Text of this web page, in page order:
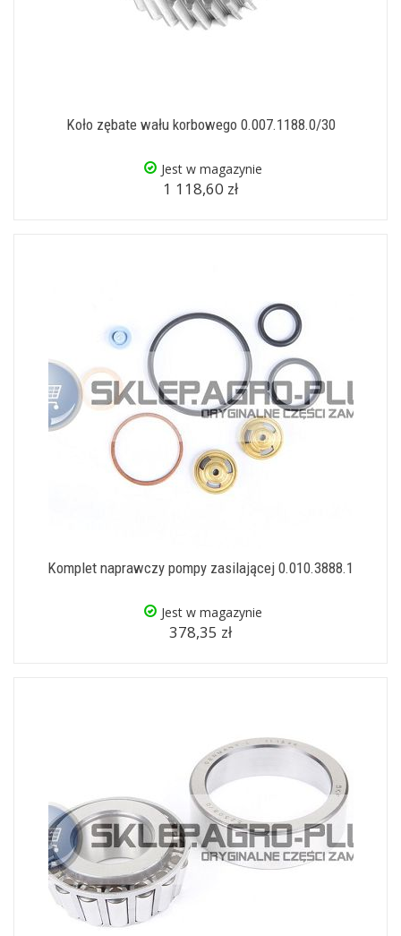
Koło zębate wału korbowego 0.007.1188.0/30
Jest w magazynie
1 118,60 zł
Komplet naprawczy pompy zasilającej 0.010.3888.1
Jest w magazynie
378,35 zł